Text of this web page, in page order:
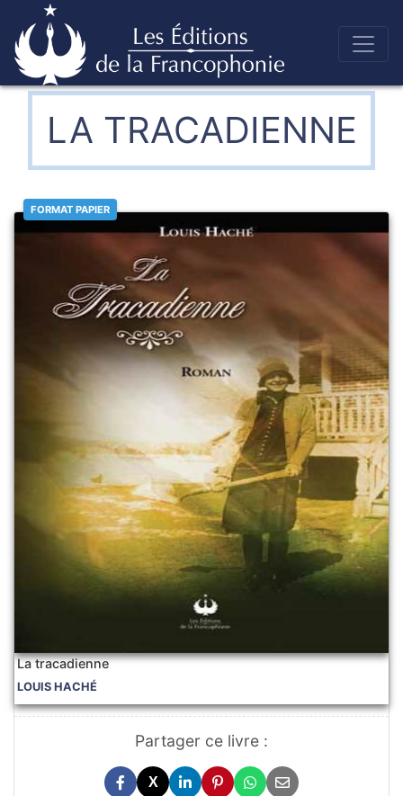
Skip
to
content
Éditions de la francophonie
LA TRACADIENNE
FORMAT PAPIER
La tracadienne
LOUIS HACHÉ
Partager ce livre :
X